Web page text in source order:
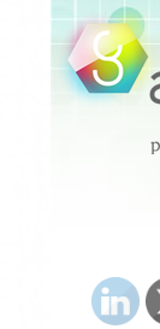
Recherche